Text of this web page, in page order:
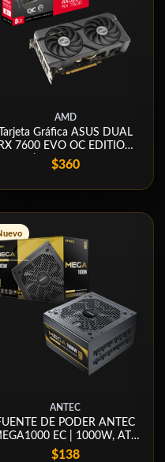
AMD
Gráfica ASUS DUAL
RX 7600 EVO OC EDITION
8GB | GDDR6, 2 FANS
$360
ANTEC
DE PODER ANTEC
EC | 1000W, ATX
3.1, 80+ GOLD
$138